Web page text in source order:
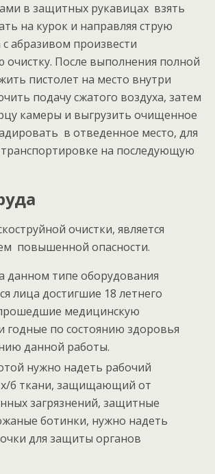
в защитных рукавицах взять
на курок и направляя струю
абразивом произвести
очистку. После выполнения полной
пистолет на место внутри
подачу сжатого воздуха, затем
камеры и выгрузить очищенное
в отведенное место, для
на последующую
очистки, является
повышенной опасности.
данном типе оборудования
лица достигшие 18 летнего
медицинскую
годные по состоянию здоровья
данной работы.
нужно надеть рабочий
б ткани, защищающий от
загрязнений, защитные
ботинки, нужно надеть
для защиты органов